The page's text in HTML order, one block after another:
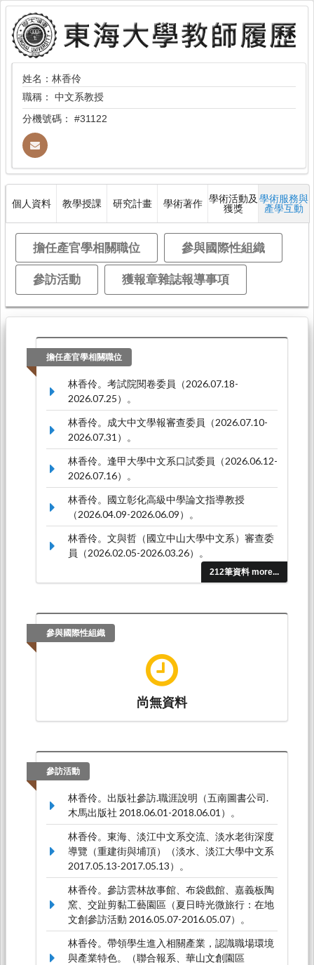
姓名：林香伶
職稱： 中文系教授
分機號碼： #31122
個人資料 教學授課 研究計畫 學術著作 學術活動及
獲獎
學術服務與
產學互動
擔任產官學相關職位 參與國際性組織
參訪活動 獲報章雜誌報導事項
擔任產官學相關職位
212筆資料 more...
林香伶。考試院閱卷委員（2026.07.18-
2026.07.25）。
林香伶。成大中文學報審查委員（2026.07.10-
2026.07.31）。
林香伶。逢甲大學中文系口試委員（2026.06.12-
2026.07.16）。
林香伶。國立彰化高級中學論文指導教授
（2026.04.09-2026.06.09）。
林香伶。文與哲（國立中山大學中文系）審查委
員（2026.02.05-2026.03.26）。
參與國際性組織
尚無資料
參訪活動
林香伶。出版社參訪.職涯說明（五南圖書公司.
木馬出版社 2018.06.01-2018.06.01）。
林香伶。東海、淡江中文系交流、淡水老街深度
導覽（重建街與埔頂）（淡水、淡江大學中文系
2017.05.13-2017.05.13）。
林香伶。參訪雲林故事館、布袋戲館、嘉義板陶
窯、交趾剪黏工藝園區（夏日時光微旅行：在地
文創參訪活動 2016.05.07-2016.05.07）。
林香伶。帶領學生進入相關產業，認識職場環境
與產業特色。（聯合報系、華山文創園區